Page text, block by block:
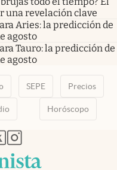
una revelación clave
Aries: la predicción de
agosto
Tauro: la predicción de
agosto
SEPE Precios
Horóscopo
pestaña
nueva pestaña
en nueva pestaña
abre en nueva pestaña
abre en nueva pestaña